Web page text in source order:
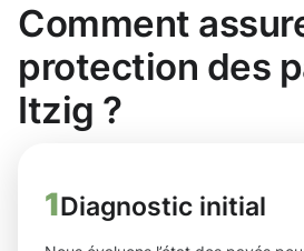
Comment
protection des
Itzig ?
1Diagnostic initial